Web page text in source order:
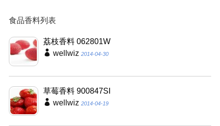
食品香料列表
荔枝香料 062801W
wellwiz 2014-04-30
草莓香料 900847SI
wellwiz 2014-04-19